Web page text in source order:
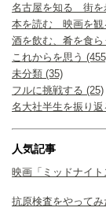
名古屋を知る 街を
本を読む 映画を観
酒を飲む、肴を食ら
これからを思う
未分類 (35)
フルに挑戦する (25)
名大社半生を振り返
人気記事
映画「ミッドナイト
抗原検査をやってみ